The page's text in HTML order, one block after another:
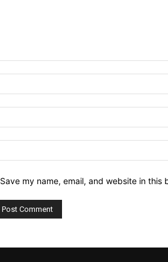
Save my name, email, and website in this